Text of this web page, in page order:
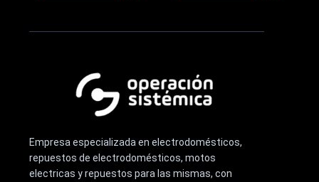
Empresa especializada en electrodomésticos,
repuestos de electrodomésticos, motos
electricas y repuestos para las mismas, con